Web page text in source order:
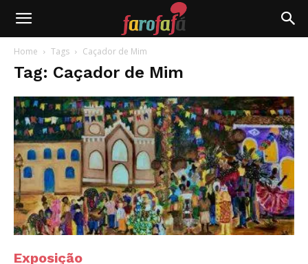
Farofafá
Home Tags Caçador de Mim
Tag: Caçador de Mim
Exposição